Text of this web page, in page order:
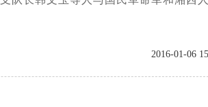
2016-01-06